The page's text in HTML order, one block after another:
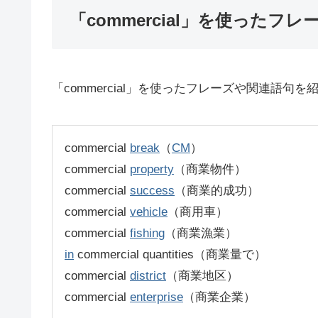
「commercial」を使ったフレ
「commercial」を使ったフレーズや関連語句を紹
commercial break （CM）
commercial property （商業物件）
commercial success （商業的成功）
commercial vehicle （商用車）
commercial fishing （商業漁業）
in commercial quantities（商業量で）
commercial district （商業地区）
commercial enterprise （商業企業）